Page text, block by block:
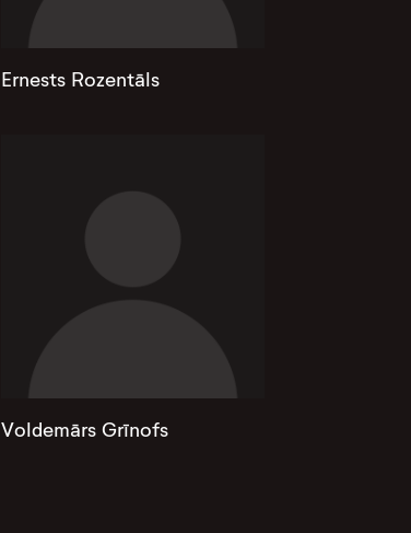
Ernests Rozentāls
Voldemārs Grīnofs